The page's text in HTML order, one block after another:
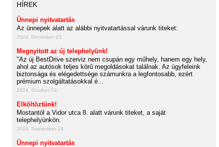
HÍREK
Ünnepi nyitvatartás
Az ünnepek alatt az alábbi nyitvatartással várunk titeket:
2024. December 23.
Megnyitott az új telephelyünk!
"Az új BestDrive szerviz nem csupán egy műhely, hanem egy hely,
ahol az autósok teljes körű megoldásokat találnak. Az ügyfeleink
biztonsága és elégedettsége számunkra a legfontosabb, ezért
prémium szolgáltatásokkal é...
2024. October 03.
Elköltöztünk!
Mostantól a Vidor utca 8. alatt várunk titeket, a saját
telephelyünkön.
2024. September 16.
Ünnepi nyitvatartás